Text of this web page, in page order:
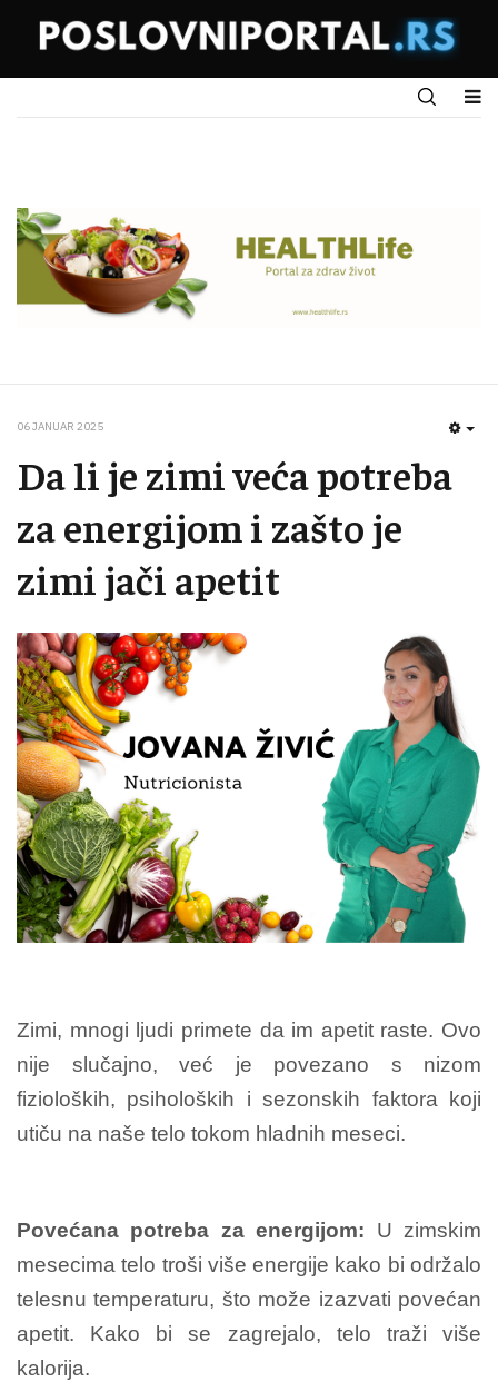
06 JANUAR 2025
Da li je zimi veća potreba
za energijom i zašto je
zimi jači apetit
Zimi, mnogi ljudi primete da im apetit raste. Ovo
nije slučajno, već je povezano s nizom
fizioloških, psiholoških i sezonskih faktora koji
utiču na naše telo tokom hladnih meseci.
Povećana potreba za energijom: U zimskim
mesecima telo troši više energije kako bi održalo
telesnu temperaturu, što može izazvati povećan
apetit. Kako bi se zagrejalo, telo traži više
kalorija.